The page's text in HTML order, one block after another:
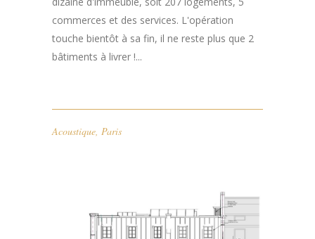
dizaine d'immeuble, soit 207 logements, 5
commerces et des services. L'opération
touche bientôt à sa fin, il ne reste plus que 2
bâtiments à livrer !...
Acoustique, Paris